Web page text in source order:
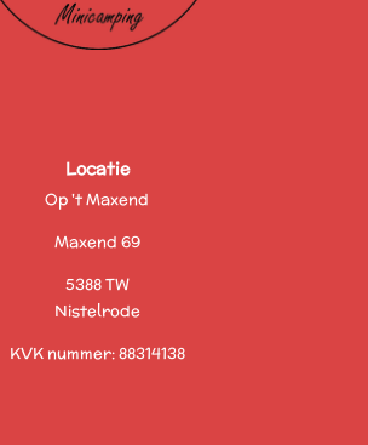
Locatie
Op 't Maxend
Maxend 69
5388 TW
Nistelrode
KVK nummer: 88314138